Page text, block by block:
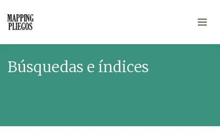
Búsquedas e índices